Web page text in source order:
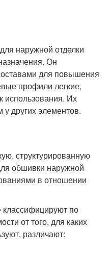
наружной отделки
Он
для повышения
профили легкие,
использования. Их
других элементов.
структурированную
обшивки наружной
в отношении
классифицируют по
от того, для каких
различают: